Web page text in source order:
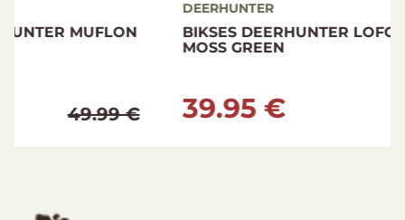
BIKSES DEERHUNTER LOFOTEN TROUSERS
39.95 €